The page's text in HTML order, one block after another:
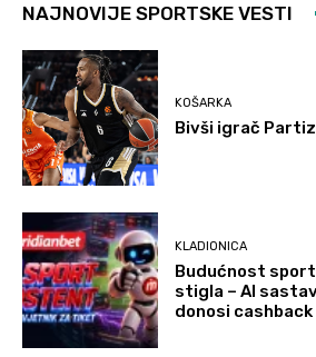
NAJNOVIJE SPORTSKE VESTI
KOŠARKA
Bivši igrač
KLADIONICA
Budućnost
stigla – AI
donosi